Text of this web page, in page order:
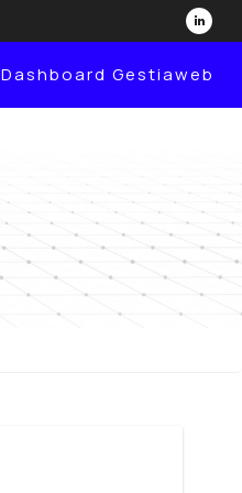
Dashboard Gestiaweb